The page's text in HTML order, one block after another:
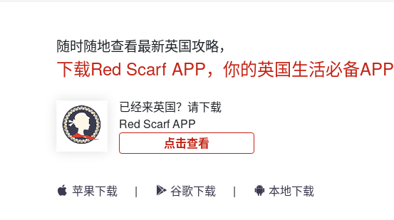
随时随地查看最新英国攻略，
下载Red Scarf APP，你的英国生活必备APP
已经来英国？请下载
Red Scarf APP
点击查看
苹果下载 | 谷歌下载 | 本地下载